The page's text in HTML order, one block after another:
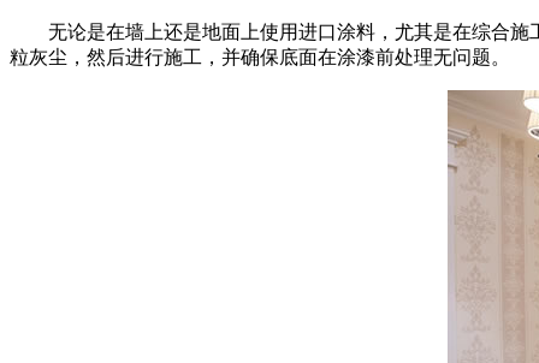
无论是在墙上还是地面上使用进口涂料，尤其是在综合施
粒灰尘，然后进行施工，并确保底面在涂漆前处理无问题。